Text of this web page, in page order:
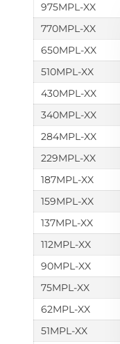
975MPL-XX
770MPL-XX
650MPL-XX
510MPL-XX
430MPL-XX
340MPL-XX
284MPL-XX
229MPL-XX
187MPL-XX
159MPL-XX
137MPL-XX
112MPL-XX
90MPL-XX
75MPL-XX
62MPL-XX
51MPL-XX